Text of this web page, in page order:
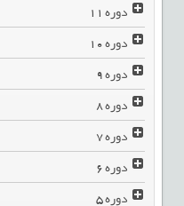
دوره11
دوره10
دوره9
دوره8
دوره7
دوره6
دوره5